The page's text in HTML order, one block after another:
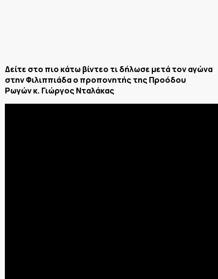
Δείτε στο πιο κάτω βίντεο τι δήλωσε μετά τον αγώνα
στην Φιλιππιάδα ο προπονητής της Προόδου
Ρωγών κ. Γιώργος Νταλάκας